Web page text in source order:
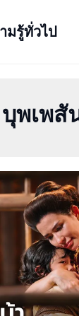
มรู้ทั่วไป
บุพเพสั